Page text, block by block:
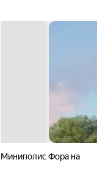
Фора на